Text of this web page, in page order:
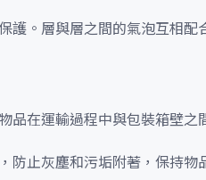
護。層與層之間的氣泡互相
品在運輸過程中與包裝箱壁之
防止灰塵和污垢附著，保持